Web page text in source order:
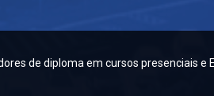
de diploma em cursos presenciais e